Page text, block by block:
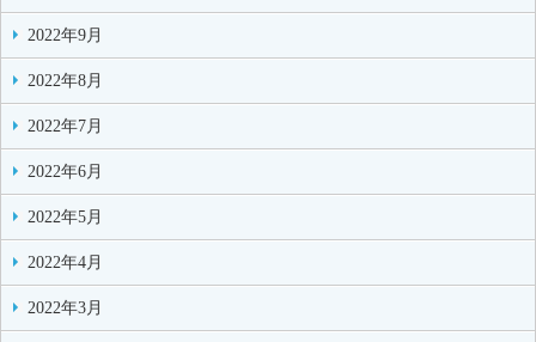
2022年9月
2022年8月
2022年7月
2022年6月
2022年5月
2022年4月
2022年3月